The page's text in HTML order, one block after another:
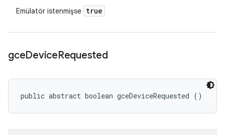
Emülatör istenmişse true
gceDeviceRequested
public abstract boolean gceDeviceRequested ()